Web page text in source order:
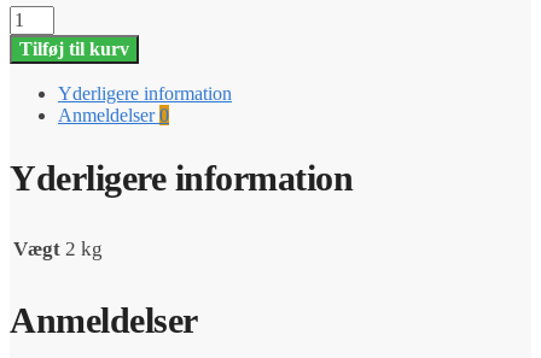
Pro
Lamineret
sværd,
sværdindfæstning
1.5
SM
antal
Tilføj til kurv
Yderligere information
Anmeldelser0
Yderligere information
Vægt 2 kg
Anmeldelser